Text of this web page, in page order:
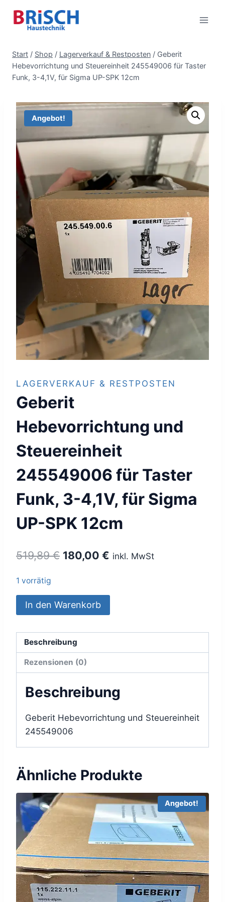
Inhalt
springen
Start / Shop / Lagerverkauf & Restposten / Geberit
Hebevorrichtung und Steuereinheit 245549006 für Taster
Funk, 3-4,1V, für Sigma UP-SPK 12cm
Angebot!
LAGERVERKAUF & RESTPOSTEN
Geberit
Hebevorrichtung und
Steuereinheit
245549006 für Taster
Funk, 3-4,1V, für Sigma
UP-SPK 12cm
519,89€ Ursprünglicher
519,89 €
180,00 € Aktueller
inkl. MwSt
1 vorrätig
Geberit
Hebevorrichtung
Steuereinheit
245549006
Funk,
4,1V,
für
Sigma
SPK
12cm
Menge
In den Warenkorb
Beschreibung
Rezensionen (0)
Beschreibung
Geberit Hebevorrichtung und Steuereinheit
245549006
Ähnliche Produkte
Angebot!